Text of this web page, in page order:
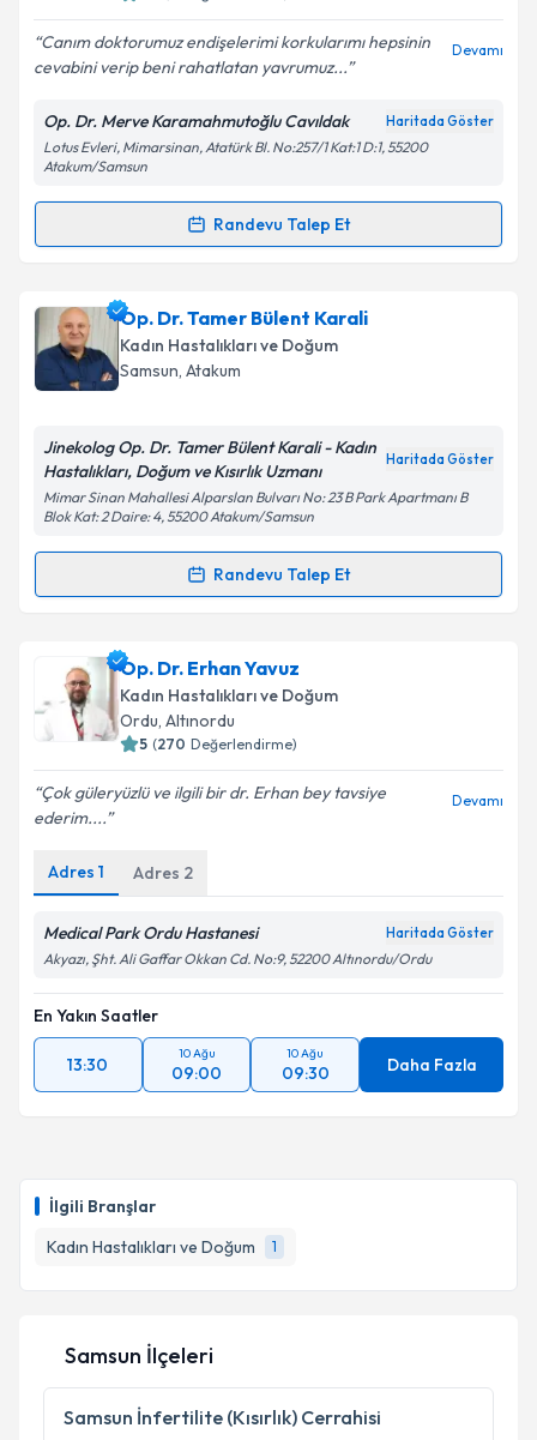
İlgili Branşlar
Kadın Hastalıkları ve Doğum
1
Kişisel verilerimin işlenmesine ilişkin
Aydınlatma
Metni'ni okudum ve kişisel verilerimin belirtilen
kapsamda işlenmesini kabul ediyorum.
Takvim Talebini Gönder
Canım doktorumuz endişelerimi korkularımı hepsinin
cevabini verip beni rahatlatan yavrumuz...
Devamı
Op. Dr. Merve Karamahmutoğlu Cavıldak Haritada Göster
Lotus Evleri, Mimarsinan, Atatürk Bl. No:257/1 Kat:1 D:1, 55200
Atakum/Samsun
Randevu Talep Et
Randevu Takvimi Talebi
Op. Dr. Merve Karamahmutoğlu Cavıldak
randevu takvimi talebi oluşturun. Size bu uzmandan
randevu almanız için bir takvim hazırlandığında e-
posta ile bilgilendireceğiz.
Kişisel verilerimin işlenmesine ilişkinAydınlatma
'ni okudum ve kişisel verilerimin belirtilen
kapsamda işlenmesini kabul ediyorum.
Takvim Talebini Gönder
Op. Dr. Tamer Bülent Karali
Kadın Hastalıkları ve Doğum
Samsun, Atakum
Jinekolog Op. Dr. Tamer Bülent Karali - Kadın
Hastalıkları, Doğum ve Kısırlık Uzmanı
Haritada Göster
Mimar Sinan Mahallesi Alparslan Bulvarı No: 23 B Park Apartmanı B
Blok Kat: 2 Daire: 4, 55200 Atakum/Samsun
Randevu Talep Et
Randevu Takvimi Talebi
Op. Dr. Tamer Bülent Karali
talebi oluşturun. Size bu uzmandan randevu almanız
için bir takvim hazırlandığında e-posta ile
bilgilendireceğiz.
E-posta Adresiniz
Kişisel verilerimin işlenmesine ilişkinAydınlatma
Metni'ni okudum ve kişisel verilerimin belirtilen
kapsamda işlenmesini kabul ediyorum.
Op. Dr. Erhan Yavuz
Kadın Hastalıkları ve Doğum
Ordu, Altınordu
5 (270 Değerlendirme)
Çok güleryüzlü ve ilgili bir dr. Erhan bey tavsiye
ederim....
Devamı
Adres 1 Adres 2
Medical Park Ordu Hastanesi Haritada Göster
Akyazı, Şht. Ali Gaffar Okkan Cd. No:9, 52200 Altınordu/Ordu
En Yakın Saatler
13:30
10 Ağu
09:00
10 Ağu
09:30 Daha Fazla
Samsun İlçeleri
Samsun İnfertilite (Kısırlık) Cerrahisi